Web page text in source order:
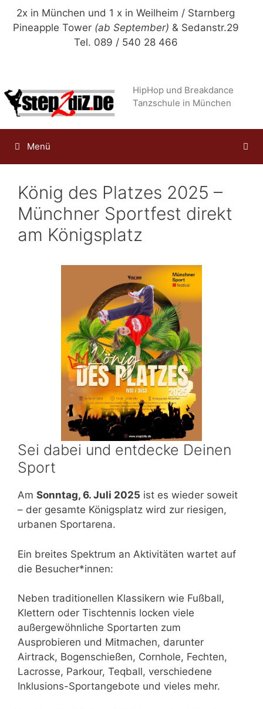
Zum
Inhalt
2x in München und 1 x in Weilheim / Starnberg
Pineapple Tower (ab September) & Sedanstr.29
Tel. 089 / 540 28 466
HipHop und Breakdance
Tanzschule in München
Menü
König des Platzes 2025 –
Münchner Sportfest direkt
am Königsplatz
Sei dabei und entdecke Deinen
Sport
Am Sonntag, 6. Juli 2025 ist es wieder soweit
– der gesamte Königsplatz wird zur riesigen,
urbanen Sportarena.
Ein breites Spektrum an Aktivitäten wartet auf
die Besucher*innen:
Neben traditionellen Klassikern wie Fußball,
Klettern oder Tischtennis locken viele
außergewöhnliche Sportarten zum
Ausprobieren und Mitmachen, darunter
Airtrack, Bogenschießen, Cornhole, Fechten,
Lacrosse, Parkour, Teqball, verschiedene
Inklusions-Sportangebote und vieles mehr.